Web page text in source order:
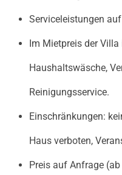
Serviceleistungen
Im Mietpreis der
Haushaltswäsche,
Reinigungsservice.
Einschränkungen:
Haus verboten,
Preis auf Anfrage